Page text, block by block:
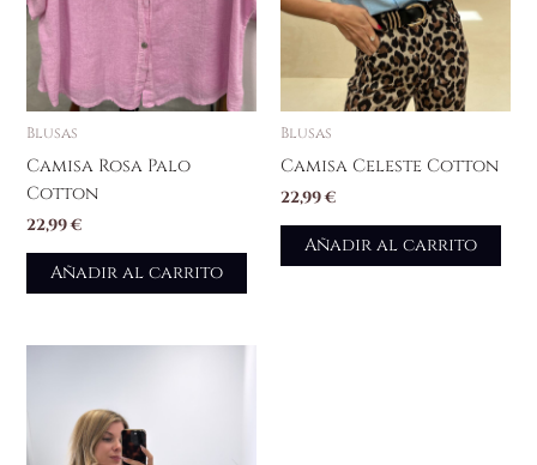
Blusas
Camisa Rosa Palo
Cotton
22,99€
Añadir al carrito
Blusas
Camisa Celeste Cotton
22,99€
Añadir al carrito